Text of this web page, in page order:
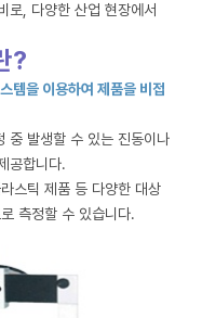
로, 다양한 산업 현장에서
?
템을 이용하여 제품을 비접
중 발생할 수 있는 진동이나
공합니다.
스틱 제품 등 다양한 대상
측정할 수 있습니다.